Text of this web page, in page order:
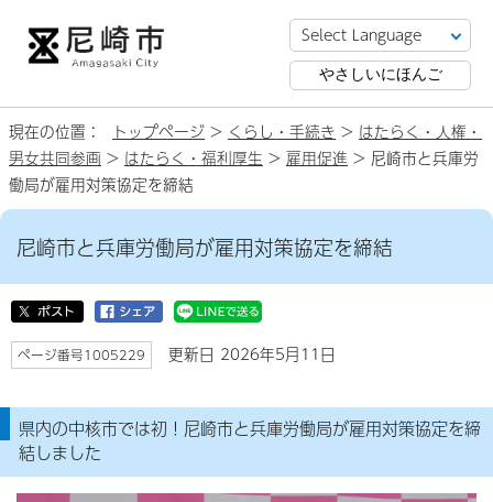
やさしいにほんご
現在の位置： トップページ > くらし・手続き > はたらく・人権・
男女共同参画 > はたらく・福利厚生 > 雇用促進 > 尼崎市と兵庫労
働局が雇用対策協定を締結
尼崎市と兵庫労働局が雇用対策協定を締結
ページ番号1005229 更新日 2026年5月11日
県内の中核市では初！尼崎市と兵庫労働局が雇用対策協定を締
結しました